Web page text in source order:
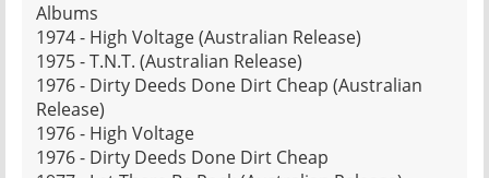
Albums
1974 - High Voltage (Australian Release)
1975 - T.N.T. (Australian Release)
1976 - Dirty Deeds Done Dirt Cheap (Australian
Release)
1976 - High Voltage
1976 - Dirty Deeds Done Dirt Cheap